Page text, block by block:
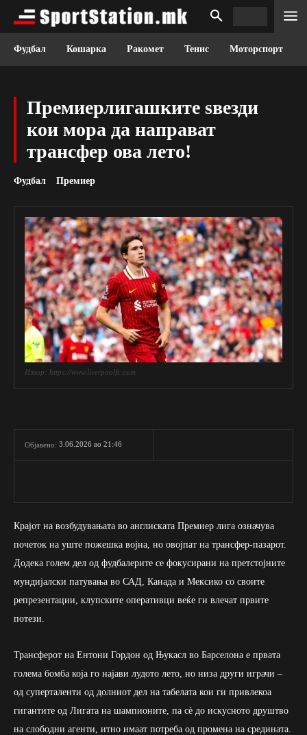
Фудбал Кошарка Ракомет Тенис Моторспорт
Премиерлигашките ѕвезди
кои мора да направат
трансфер ова лето!
Фудбал Премиер
Извор: https://www.liverpoolfc.com
Објавено: 3.06.2026 во 21:46
Крајот на возбудувањата во англиската Премиер лига означува
почеток на уште пожешка војна, но овојпат на трансфер-пазарот.
Додека голем дел од фудбалерите се фокусирани на претстојните
мундијалски патувања во САД, Канада и Мексико со своите
репрезентации, клупските оперативци веќе ги влечат првите
потези.
Трансферот на Ентони Гордон од Њукасл во Барселона е првата
голема бомба која го најави лудото лето, но низа други играчи –
од суперталенти од долниот дел на табелата кои ги привлекоа
гигантите од Лигата на шампионите, па сè до искусното друштво
на слободни агенти, итно имаат потреба од промена на средината.